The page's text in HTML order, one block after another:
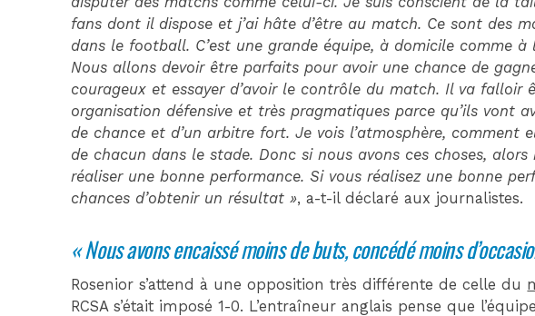
fans dont il dispose et j’ai hâte d’être au match. Ce sont des
dans le football. C’est une grande équipe, à domicile comme à
Nous allons devoir être parfaits pour avoir une chance de
courageux et essayer d’avoir le contrôle du match. Il va falloir
organisation défensive et très pragmatiques parce qu’ils vont
de chance et d’un arbitre fort. Je vois l’atmosphère, comment
de chacun dans le stade. Donc si nous avons ces choses,
réaliser une bonne performance. Si vous réalisez une bonne
chances d’obtenir un résultat », a-t-il déclaré aux journalistes.
« Nous avons encaissé moins de buts, concédé moins
Rosenior s’attend à une opposition très différente de celle du
RCSA s’était imposé 1-0. L’entraîneur anglais pense que